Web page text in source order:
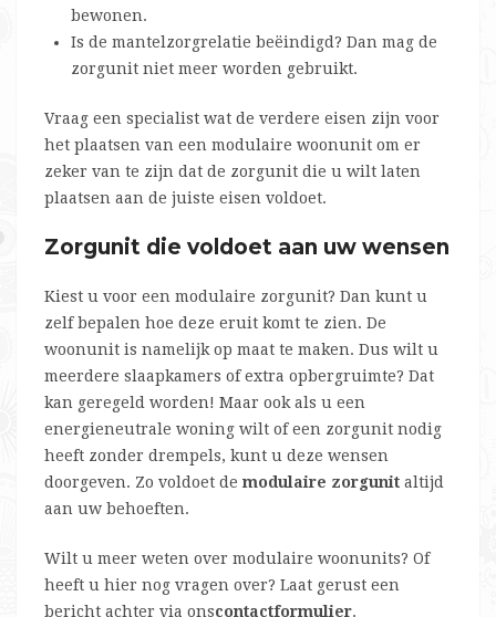
bewonen.
Is de mantelzorgrelatie beëindigd? Dan mag de
zorgunit niet meer worden gebruikt.
Vraag een specialist wat de verdere eisen zijn voor
het plaatsen van een modulaire woonunit om er
zeker van te zijn dat de zorgunit die u wilt laten
plaatsen aan de juiste eisen voldoet.
Zorgunit die voldoet aan uw wensen
Kiest u voor een modulaire zorgunit? Dan kunt u
zelf bepalen hoe deze eruit komt te zien. De
woonunit is namelijk op maat te maken. Dus wilt u
meerdere slaapkamers of extra opbergruimte? Dat
kan geregeld worden! Maar ook als u een
energieneutrale woning wilt of een zorgunit nodig
heeft zonder drempels, kunt u deze wensen
doorgeven. Zo voldoet de modulaire zorgunit altijd
aan uw behoeften.
Wilt u meer weten over modulaire woonunits? Of
heeft u hier nog vragen over? Laat gerust een
bericht achter via onscontactformulier.